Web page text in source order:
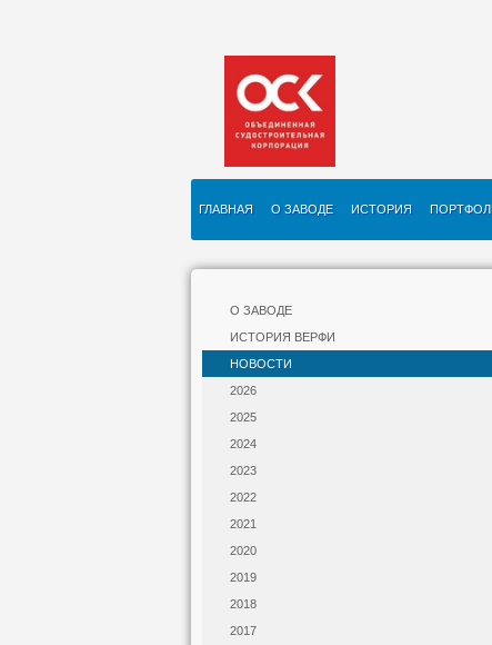
ГЛАВНАЯ О ЗАВОДЕ ИСТОРИЯ
О ЗАВОДЕ
ИСТОРИЯ ВЕРФИ
НОВОСТИ
2026
2025
2024
2023
2022
2021
2020
2019
2018
2017